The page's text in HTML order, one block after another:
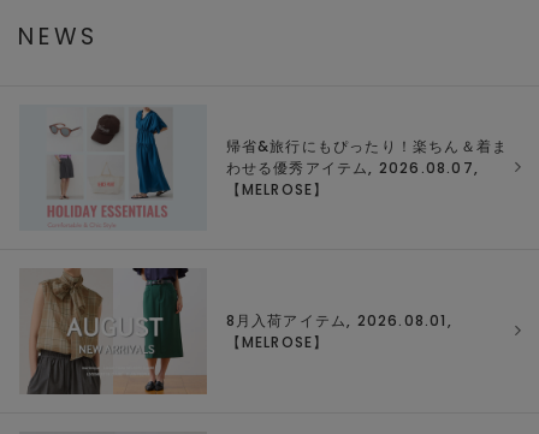
NEWS
帰省&旅行にもぴったり！楽ちん＆着ま
わせる優秀アイテム, 2026.08.07,
【MELROSE】
8月入荷アイテム, 2026.08.01,
【MELROSE】